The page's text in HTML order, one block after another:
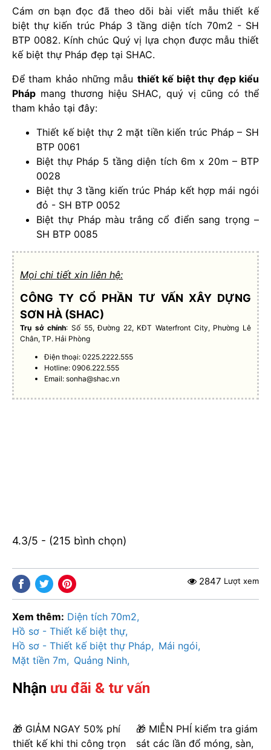
Cám ơn bạn đọc đã theo dõi bài viết mẫu thiết kế
biệt thự kiến trúc Pháp 3 tầng diện tích 70m2 - SH
BTP 0082. Kính chúc Quý vị lựa chọn được mẫu thiết
kế biệt thự Pháp đẹp tại SHAC.
Để tham khảo những mẫu thiết kế biệt thự đẹp kiểu
Pháp mang thương hiệu SHAC, quý vị cũng có thể
tham khảo tại đây:
Thiết kế biệt thự 2 mặt tiền kiến trúc Pháp – SH
BTP 0061
Biệt thự Pháp 5 tầng diện tích 6m x 20m – BTP
0028
Biệt thự 3 tầng kiến trúc Pháp kết hợp mái ngói
đỏ - SH BTP 0052
Biệt thự Pháp màu trắng cổ điển sang trọng –
SH BTP 0085
Mọi chi tiết xin liên hệ:
CÔNG TY CỔ PHẦN TƯ VẤN XÂY DỰNG
SƠN HÀ (SHAC)
Trụ sở chính: Số 55, Đường 22, KĐT Waterfront City, Phường Lê
Chân, TP. Hải Phòng
Điện thoại: 0225.2222.555
Hotline: 0906.222.555
Email:sonha@shac.vn
4.3/5 - (215 bình chọn)
2847 Lượt xem
Xem thêm: Diện tích 70m2
Hồ sơ - Thiết kế biệt thự
Hồ sơ - Thiết kế biệt thự Pháp
Mái ngói
Mặt tiền 7m
Quảng Ninh
Nhận ưu đãi & tư vấn
🎁 GIẢM NGAY 50% phí
thiết kế khi thi công trọn
🎁 MIỄN PHÍ kiểm tra giám
sát các lần đổ móng, sàn,